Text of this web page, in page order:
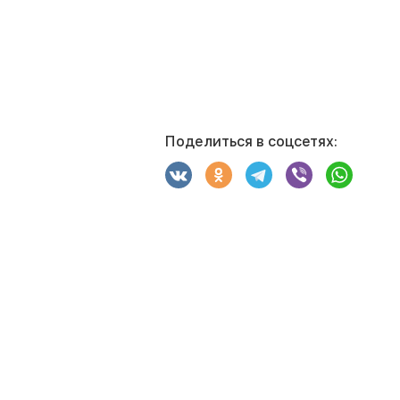
Поделиться в соцсетях: